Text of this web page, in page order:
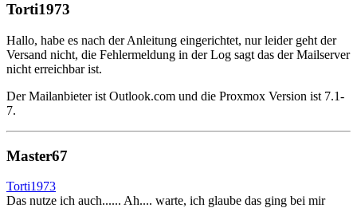
Torti1973
Hallo, habe es nach der Anleitung eingerichtet, nur leider geht der
Versand nicht, die Fehlermeldung in der Log sagt das der Mailserver
nicht erreichbar ist.
Der Mailanbieter ist Outlook.com und die Proxmox Version ist 7.1-
7.
Master67
Torti1973
Das nutze ich auch...... Ah.... warte, ich glaube das ging bei mir